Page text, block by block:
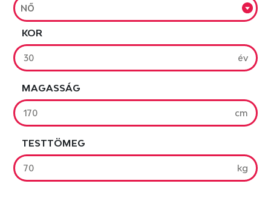
NŐ
KOR
év
MAGASSÁG
cm
TESTTÖMEG
kg